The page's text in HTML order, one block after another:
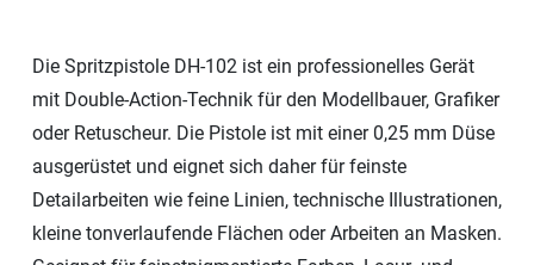
Die Spritzpistole DH-102 ist ein professionelles Gerät
mit Double-Action-Technik für den Modellbauer, Grafiker
oder Retuscheur. Die Pistole ist mit einer 0,25 mm Düse
ausgerüstet und eignet sich daher für feinste
Detailarbeiten wie feine Linien, technische Illustrationen,
kleine tonverlaufende Flächen oder Arbeiten an Masken.